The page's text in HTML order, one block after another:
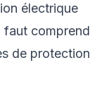
électrique
de